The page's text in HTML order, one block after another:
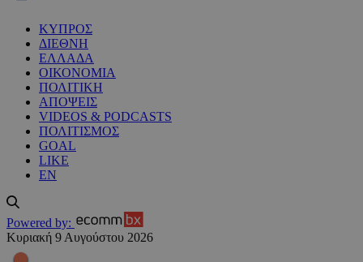
ΚΥΠΡΟΣ
ΔΙΕΘΝΗ
ΕΛΛΑΔΑ
ΟΙΚΟΝΟΜΙΑ
ΠΟΛΙΤΙΚΗ
ΑΠΟΨΕΙΣ
VIDEOS & PODCASTS
ΠΟΛΙΤΙΣΜΟΣ
GOAL
LIKE
EN
Powered by:
Κυριακή 9 Αυγούστου 2026